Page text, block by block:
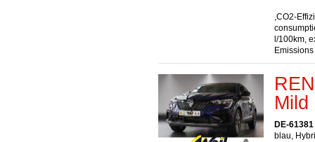
,CO2-
l/100km,
DE-
blau,